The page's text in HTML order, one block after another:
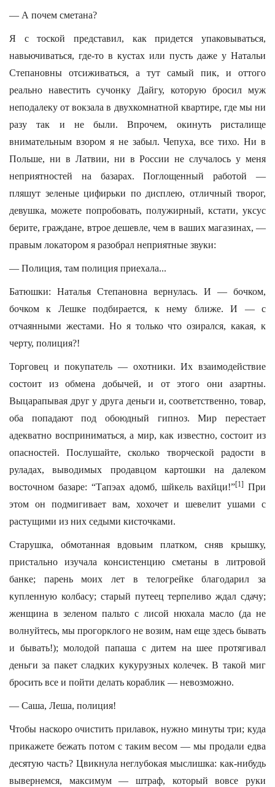
— А почем сметана?
Я с тоской представил, как придется упаковываться,
навьючиваться, где-то в кустах или пусть даже у Натальи
Степановны отсиживаться, а тут самый пик, и оттого
реально навестить сучонку Дайгу, которую бросил муж
неподалеку от вокзала в двухкомнатной квартире, где мы ни
разу так и не были. Впрочем, окинуть ристалище
внимательным взором я не забыл. Чепуха, все тихо. Ни в
Польше, ни в Латвии, ни в России не случалось у меня
неприятностей на базарах. Поглощенный работой —
пляшут зеленые цифирьки по дисплею, отличный творог,
девушка, можете попробовать, полужирный, кстати, уксус
берите, граждане, втрое дешевле, чем в ваших магазинах, —
правым локатором я разобрал неприятные звуки:
— Полиция, там полиция приехала...
Батюшки: Наталья Степановна вернулась. И — бочком,
бочком к Лешке подбирается, к нему ближе. И — с
отчаянными жестами. Но я только что озирался, какая, к
черту, полиция?!
Торговец и покупатель — охотники. Их взаимодействие
состоит из обмена добычей, и от этого они азартны.
Выцарапывая друг у друга деньги и, соответственно, товар,
оба попадают под обоюдный гипноз. Мир перестает
адекватно восприниматься, а мир, как известно, состоит из
опасностей. Послушайте, сколько творческой радости в
руладах, выводимых продавцом картошки на далеком
восточном базаре: “Тапэах адомб, шйкель вахйци!”[1] При
этом он подмигивает вам, хохочет и шевелит ушами с
растущими из них седыми кисточками.
Старушка, обмотанная вдовьим платком, сняв крышку,
пристально изучала консистенцию сметаны в литровой
банке; парень моих лет в телогрейке благодарил за
купленную колбасу; старый путеец терпеливо ждал сдачу;
женщина в зеленом пальто с лисой нюхала масло (да не
волнуйтесь, мы прогорклого не возим, нам еще здесь бывать
и бывать!); молодой папаша с дитем на шее протягивал
деньги за пакет сладких кукурузных колечек. В такой миг
бросить все и пойти делать кораблик — невозможно.
— Саша, Леша, полиция!
Чтобы наскоро очистить прилавок, нужно минуты три; куда
прикажете бежать потом с таким весом — мы продали едва
десятую часть? Цвикнула неглубокая мыслишка: как-нибудь
вывернемся, максимум — штраф, который вовсе руки